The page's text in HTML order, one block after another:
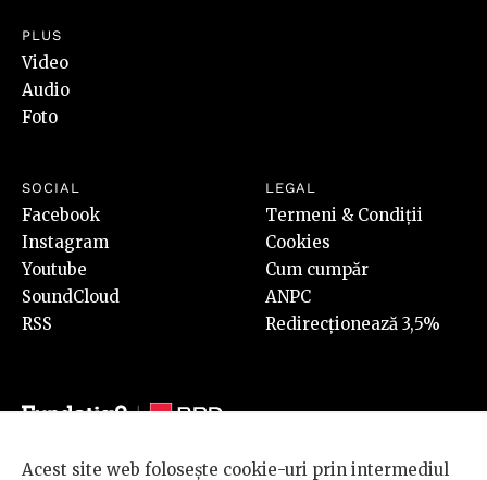
PLUS
Video
Audio
Foto
SOCIAL
Facebook
Instagram
Youtube
SoundCloud
RSS
LEGAL
Termeni & Condiții
Cookies
Cum cumpăr
ANPC
Redirecționează 3,5%
Acest site web folosește cookie-uri prin intermediul